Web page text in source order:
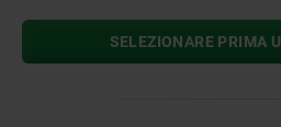
SELEZIONARE PRIMA